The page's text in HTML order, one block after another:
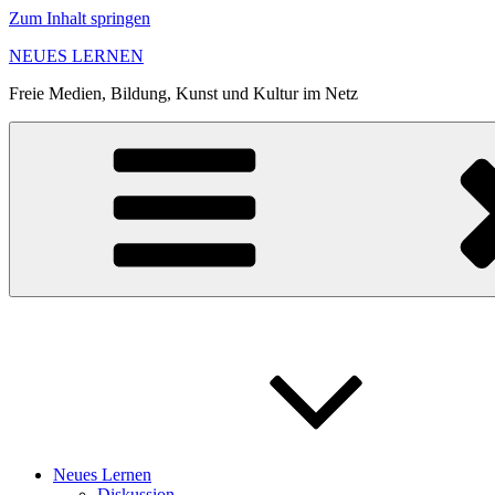
Zum Inhalt springen
NEUES LERNEN
Freie Medien, Bildung, Kunst und Kultur im Netz
Neues Lernen